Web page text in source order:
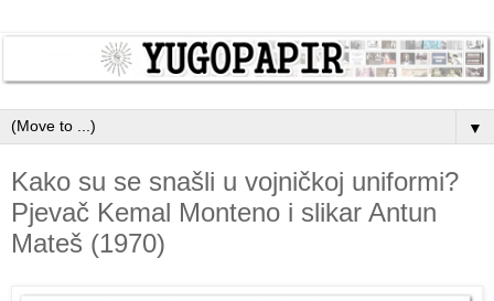
▼
Kako su se snašli u vojničkoj uniformi?
Pjevač Kemal Monteno i slikar Antun
Mateš (1970)